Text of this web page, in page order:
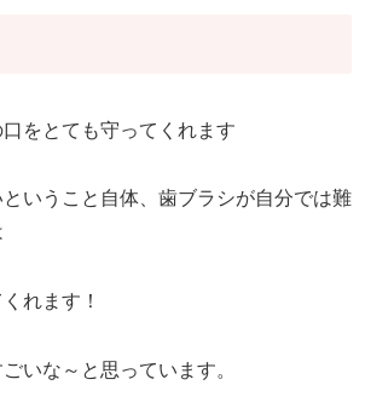
をとても守ってくれます
いうこと自体、歯ブラシが自分では難
れます！
いな～と思っています。